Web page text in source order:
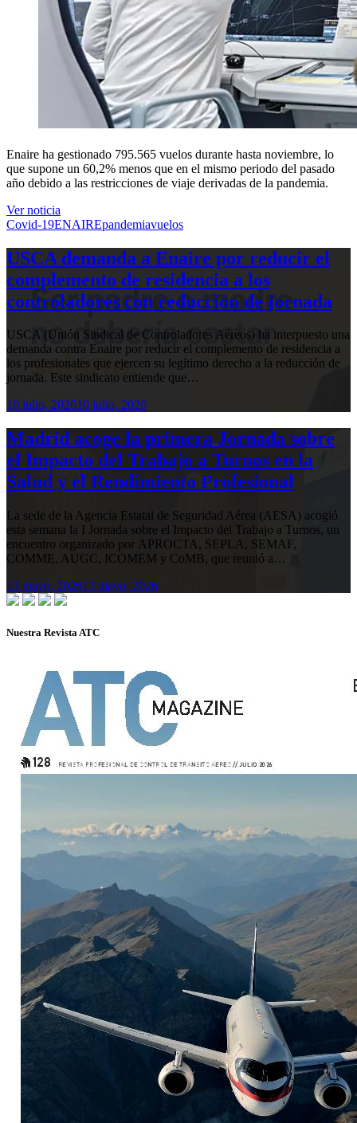
Enaire ha gestionado 795.565 vuelos durante hasta noviembre, lo
que supone un 60,2% menos que en el mismo periodo del pasado
año debido a las restricciones de viaje derivadas de la pandemia.
Ver noticia
Covid-19ENAIREpandemiavuelos
USCA demanda a Enaire por reducir el
complemento de residencia a los
controladores con reducción de jornada
USCA (Unión Sindical de Controladores Aéreos) ha interpuesto una
demanda contra Enaire por reducir el complemento de residencia a
los profesionales que ejercen su legítimo derecho a la reducción de
jornada. Este sindicato entiende que…
10 julio, 202610 julio, 2026
Madrid acoge la primera Jornada sobre
el Impacto del Trabajo a Turnos en la
Salud y el Rendimiento Profesional
La sede de la Agencia Estatal de Seguridad Aérea (AESA) acogió
esta semana la I Jornada sobre el Impacto del Trabajo a Turnos, un
encuentro organizado por APROCTA, SEPLA, SEMAF,
COMME, AUGC, ICOMEM y CoMB, que reunió a…
13 mayo, 202613 mayo, 2026
Nuestra Revista ATC